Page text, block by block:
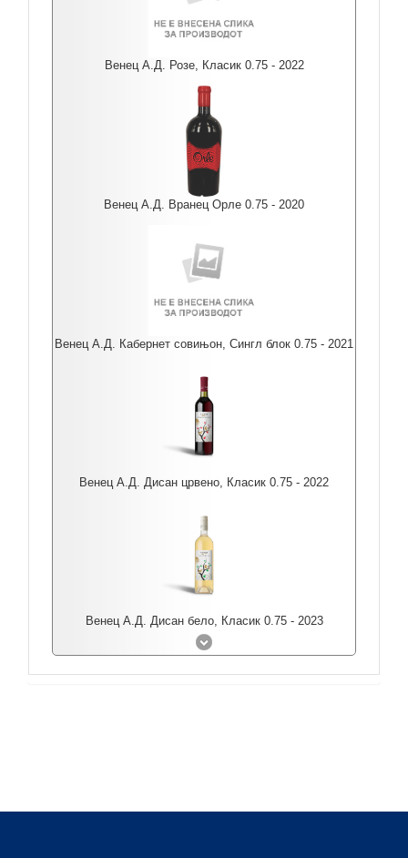
Венец А.Д. Розе, Класик 0.75 - 2022
Венец А.Д. Вранец Орле 0.75 - 2020
Венец А.Д. Кабернет совињон, Сингл блок 0.75 - 2021
Венец А.Д. Дисан црвено, Класик 0.75 - 2022
Венец А.Д. Дисан бело, Класик 0.75 - 2023